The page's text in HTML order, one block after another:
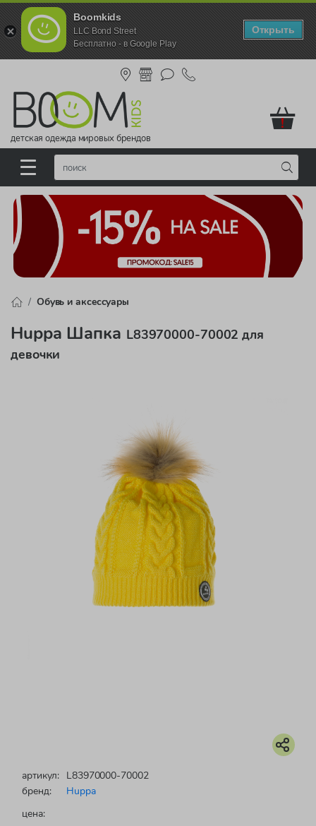
Boomkids
LLC Bond Street
Бесплатно - в Google Play
Открыть
детская одежда мировых брендов
!
Обувь и аксессуары
Huppa Шапка L83970000-70002 для
девочки
артикул: L83970000-70002
бренд:
Huppa
цена: